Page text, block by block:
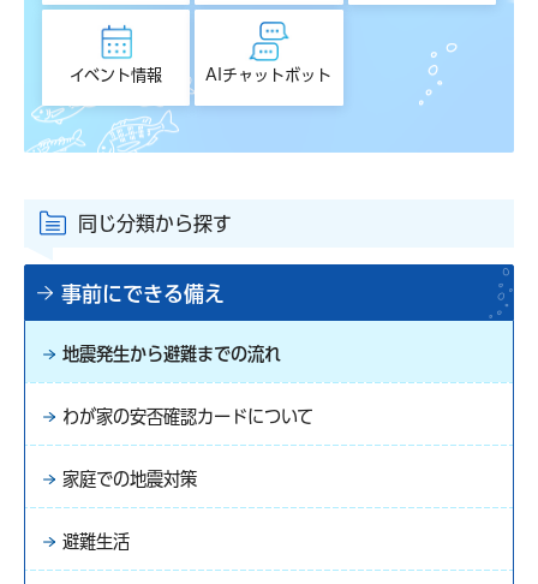
イベント情報 AIチャットボット
同じ分類から探す
事前にできる備え
地震発生から避難までの流れ
わが家の安否確認カードについて
家庭での地震対策
避難生活